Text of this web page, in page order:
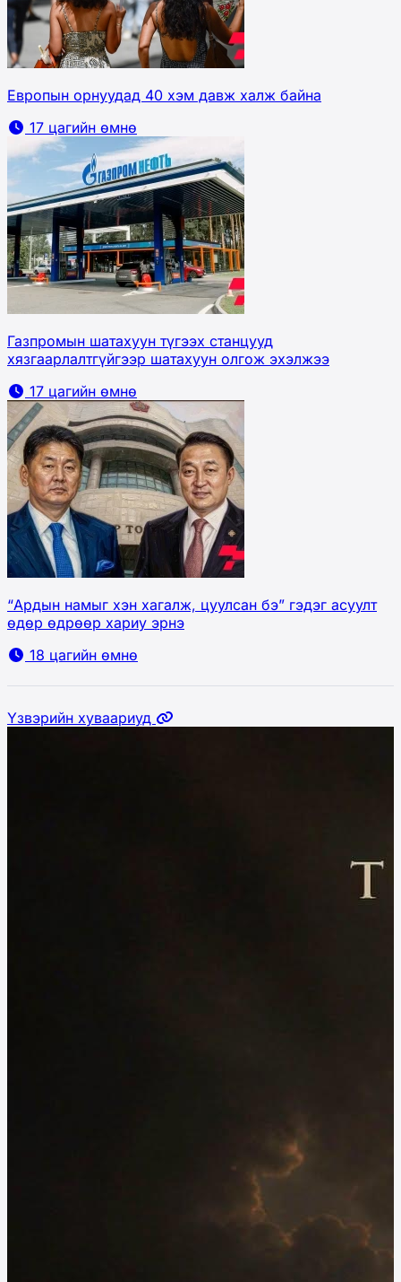
Европын орнуудад 40 хэм давж халж байна
17 цагийн өмнө
Газпромын шатахуун түгээх станцууд
хязгаарлалтгүйгээр шатахуун олгож эхэлжээ
17 цагийн өмнө
“Ардын намыг хэн хагалж, цуулсан бэ” гэдэг асуулт
өдөр өдрөөр хариу эрнэ
18 цагийн өмнө
Үзвэрийн хуваариуд